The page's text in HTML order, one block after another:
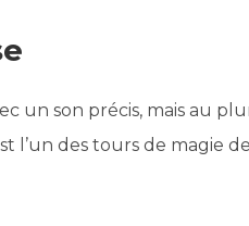
un son précis, mais au
l’un des tours de magie